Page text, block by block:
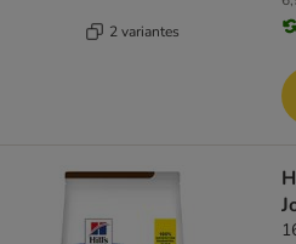
2 variantes